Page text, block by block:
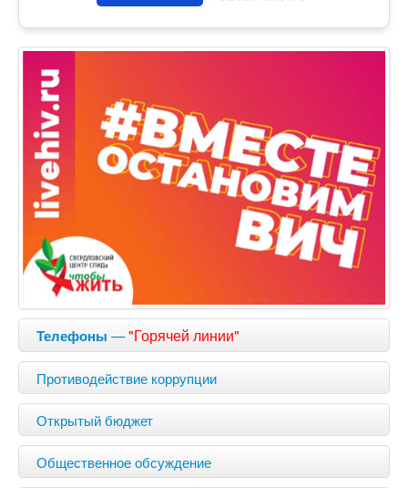
Телефоны —"Горячей линии"
Противодействие коррупции
Открытый бюджет
Общественное обсуждение